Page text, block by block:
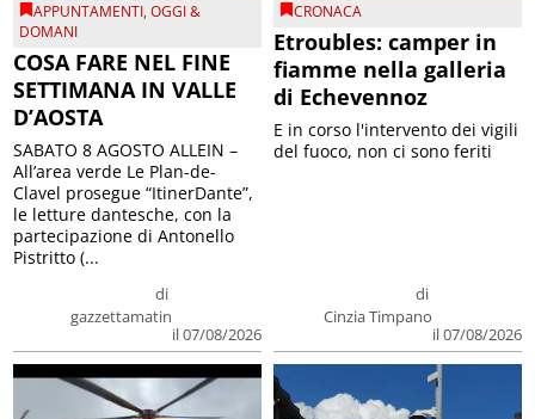
APPUNTAMENTI,OGGI &
DOMANI
COSA FARE NEL FINE
SETTIMANA IN VALLE
D’AOSTA
di
gazzettamatin
il 07/08/2026
SABATO 8 AGOSTO ALLEIN –
All’area verde Le Plan-de-
Clavel prosegue “ItinerDante”,
le letture dantesche, con la
partecipazione di Antonello
Pistritto (...
CRONACA
Etroubles: camper in
fiamme nella galleria
di Echevennoz
di
Cinzia Timpano
il 07/08/2026
E in corso l'intervento dei vigili
del fuoco, non ci sono feriti